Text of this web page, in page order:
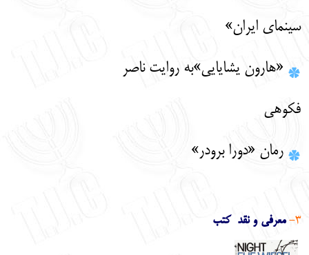
رمان «دورا برودر»
«هارون یشایایی»به روایت ناصر
فکوهی
سینمای ایران»
3- معرفی و نقد کتب